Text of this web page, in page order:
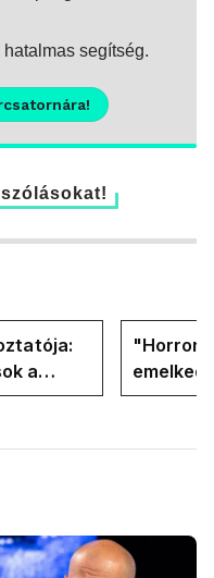
segítség.
a
"Horror
oldalán